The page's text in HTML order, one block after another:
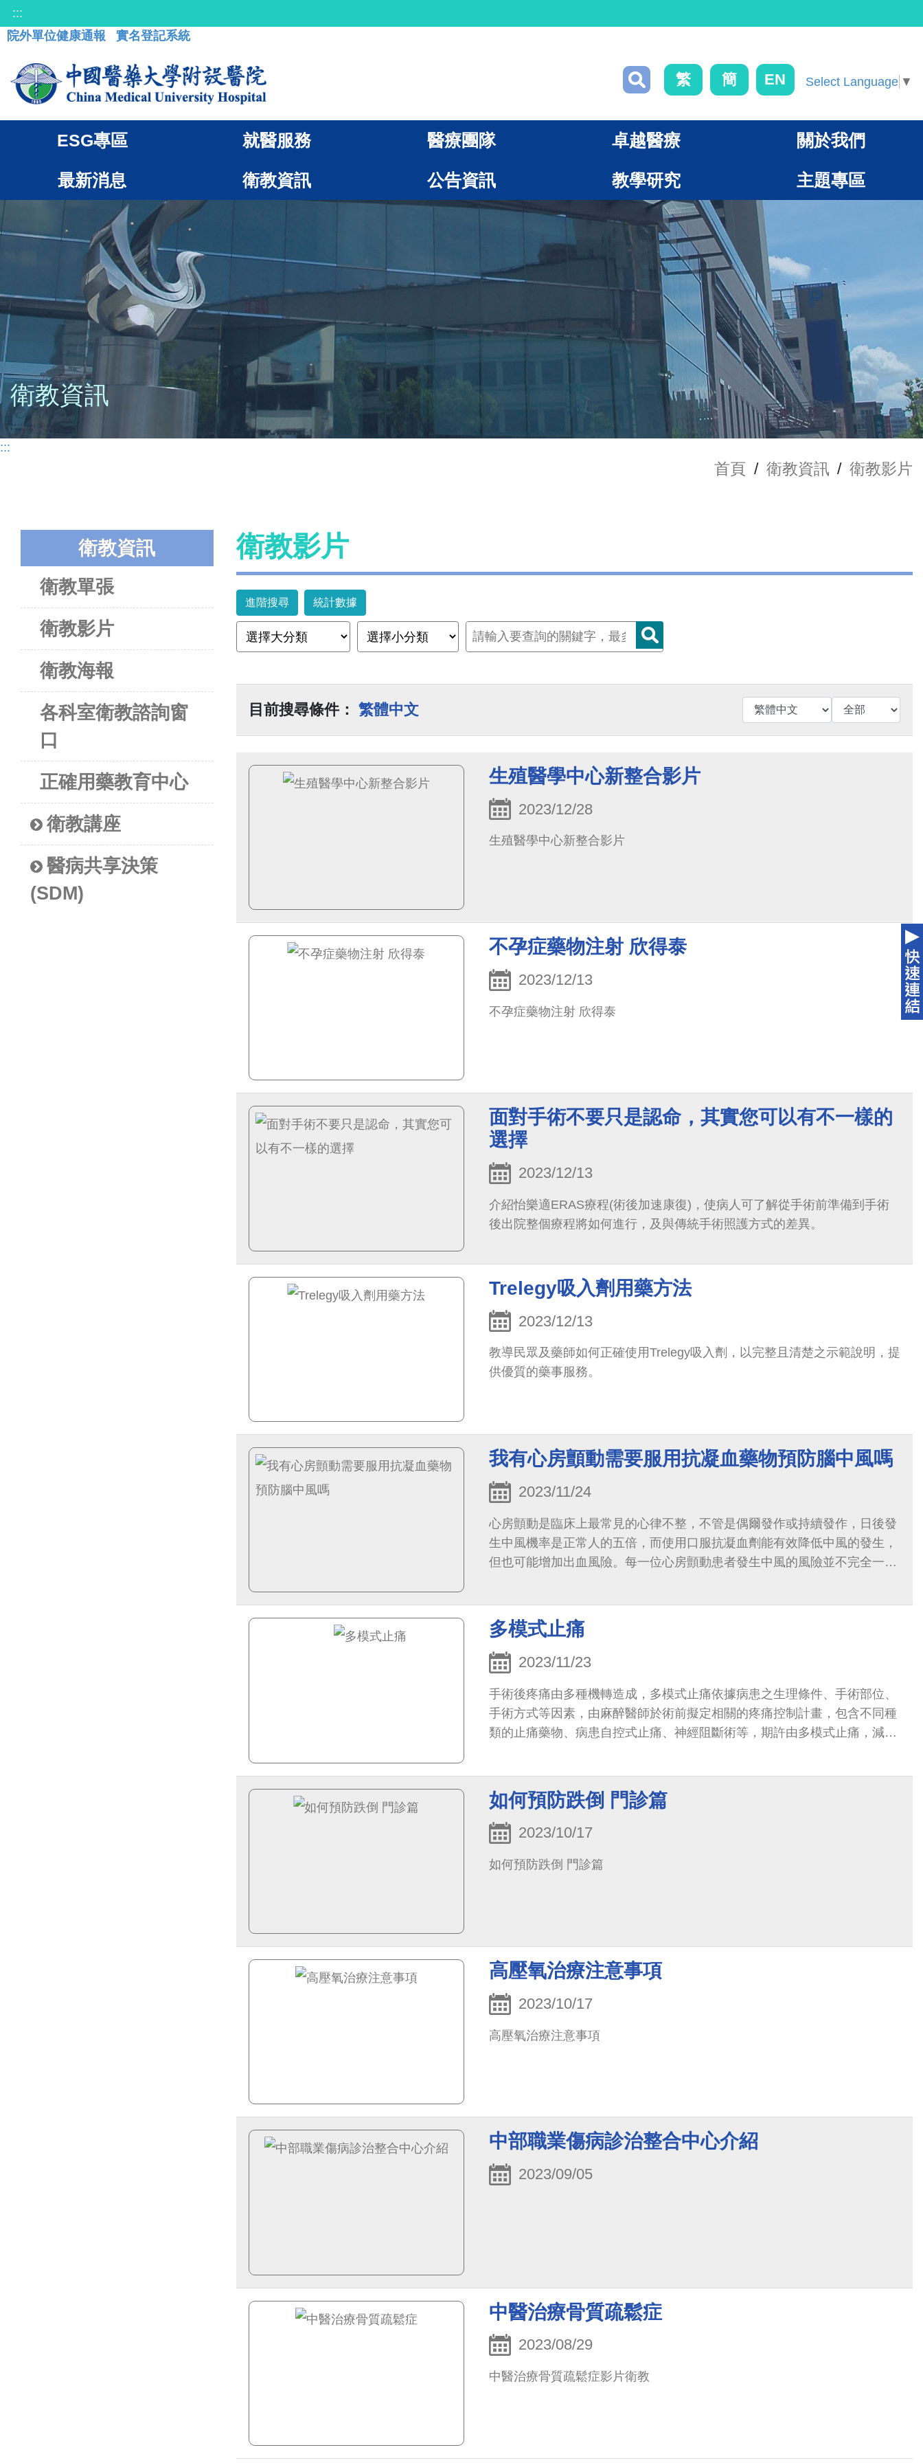
:::
院外單位健康通報
實名登記系統
繁 簡 EN Select Language ▼
ESG專區 就醫服務 醫療團隊 卓越醫療 關於我們
最新消息 衛教資訊 公告資訊 教學研究 主題專區
衛教資訊
:::
首頁 / 衛教資訊 / 衛教影片
衛教資訊
衛教單張
衛教影片
衛教海報
各科室衛教諮詢窗
口
正確用藥教育中心
衛教講座
醫病共享決策
(SDM)
衛教影片
進階搜尋 統計數據
目前搜尋條件： 繁體中文
生殖醫學中心新整合影片
2023/12/28
生殖醫學中心新整合影片
不孕症藥物注射 欣得泰
2023/12/13
不孕症藥物注射 欣得泰
面對手術不要只是認命，其實您可以有不一樣的
選擇
2023/12/13
介紹怡樂適ERAS療程(術後加速康復)，使病人可了解從手術前準備到手術
後出院整個療程將如何進行，及與傳統手術照護方式的差異。
Trelegy吸入劑用藥方法
2023/12/13
教導民眾及藥師如何正確使用Trelegy吸入劑，以完整且清楚之示範說明，提
供優質的藥事服務。
我有心房顫動需要服用抗凝血藥物預防腦中風嗎
2023/11/24
心房顫動是臨床上最常見的心律不整，不管是偶爾發作或持續發作，日後發
生中風機率是正常人的五倍，而使用口服抗凝血劑能有效降低中風的發生，
但也可能增加出血風險。每一位心房顫動患者發生中風的風險並不完全一
多模式止痛
2023/11/23
手術後疼痛由多種機轉造成，多模式止痛依據病患之生理條件、手術部位、
手術方式等因素，由麻醉醫師於術前擬定相關的疼痛控制計畫，包含不同種
類的止痛藥物、病患自控式止痛、神經阻斷術等，期許由多模式止痛，減少
如何預防跌倒 門診篇
2023/10/17
如何預防跌倒 門診篇
高壓氧治療注意事項
2023/10/17
高壓氧治療注意事項
中部職業傷病診治整合中心介紹
2023/09/05
中醫治療骨質疏鬆症
2023/08/29
中醫治療骨質疏鬆症影片衛教